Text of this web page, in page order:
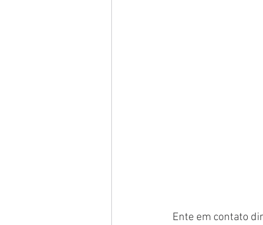
Ente em contato